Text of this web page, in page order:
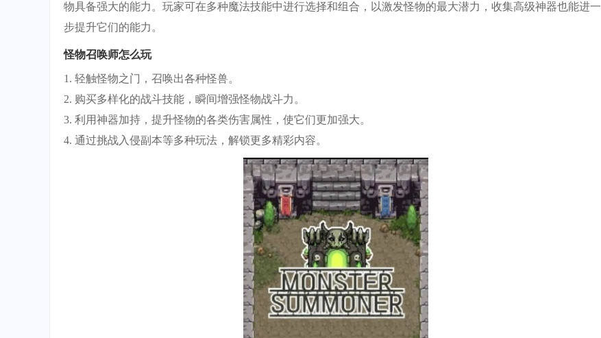
物具备强大的能力。玩家可在多种魔法技能中进行选择和组合，以激发怪物的最大潜力，收集高级神器也能进一
步提升它们的能力。
怪物召唤师怎么玩
1. 轻触怪物之门，召唤出各种怪兽。
2. 购买多样化的战斗技能，瞬间增强怪物战斗力。
3. 利用神器加持，提升怪物的各类伤害属性，使它们更加强大。
4. 通过挑战入侵副本等多种玩法，解锁更多精彩内容。